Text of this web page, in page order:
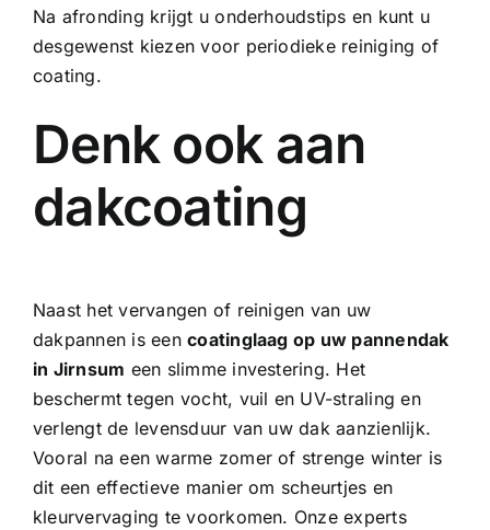
Na afronding krijgt u onderhoudstips en kunt u
desgewenst kiezen voor periodieke reiniging of
coating.
Denk ook aan
dakcoating
Naast het vervangen of reinigen van uw
dakpannen is eencoatinglaag op uw pannendak
in Jirnsum een slimme investering. Het
beschermt tegen vocht, vuil en UV-straling en
verlengt de levensduur van uw dak aanzienlijk.
Vooral na een warme zomer of strenge winter is
dit een effectieve manier om scheurtjes en
kleurvervaging te voorkomen. Onze experts